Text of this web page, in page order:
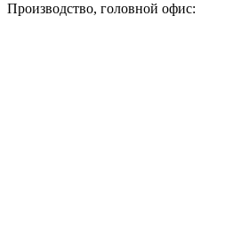
Производство, головной офис: